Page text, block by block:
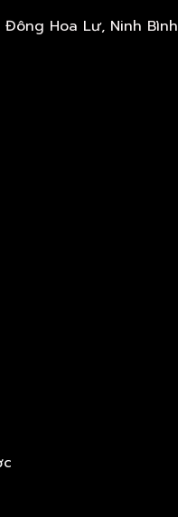
Hoa Lư, Ninh Bình